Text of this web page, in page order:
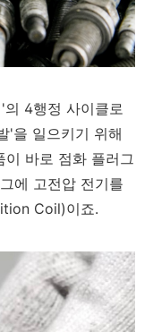
4행정 사이클로
'을 일으키기 위해
바로 점화 플러그
에 고전압 전기를
Coil)이죠.